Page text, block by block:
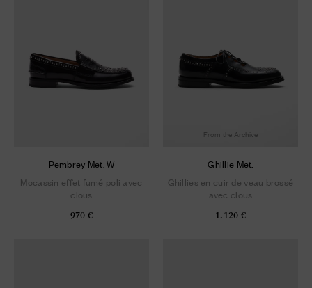
Pembrey Met. W
Mocassin effet fumé poli avec
clous
970 €
From the Archive
Ghillie Met.
Ghillies en cuir de veau brossé
avec clous
1.120 €